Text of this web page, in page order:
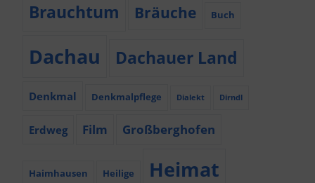
Brauchtum Bräuche Buch
Dachau Dachauer Land
Denkmal Denkmalpflege Dialekt Dirndl
Erdweg Film Großberghofen
Haimhausen Heilige Heimat